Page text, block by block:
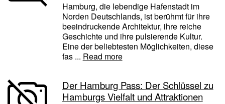
Hamburg, die lebendige Hafenstadt im
Norden Deutschlands, ist berühmt für ihre
beeindruckende Architektur, ihre reiche
Geschichte und ihre pulsierende Kultur.
Eine der beliebtesten Möglichkeiten, diese
fas ... Read more
Der Hamburg Pass: Der Schlüssel zu
Hamburgs Vielfalt und Attraktionen